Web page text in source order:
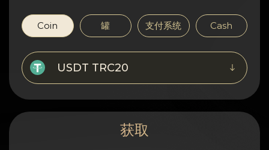
隐私
联系方式
Wiki
Coin 罐 支付系统 Cash
USDT TRC20
获取